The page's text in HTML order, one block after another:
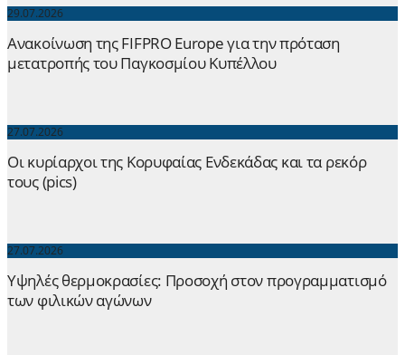
29.07.2026
Ανακοίνωση της FIFPRO Europe για την πρόταση
μετατροπής του Παγκοσμίου Κυπέλλου
27.07.2026
Οι κυρίαρχοι της Κορυφαίας Ενδεκάδας και τα ρεκόρ
τους (pics)
27.07.2026
Yψηλές θερμοκρασίες: Προσοχή στον προγραμματισμό
των φιλικών αγώνων